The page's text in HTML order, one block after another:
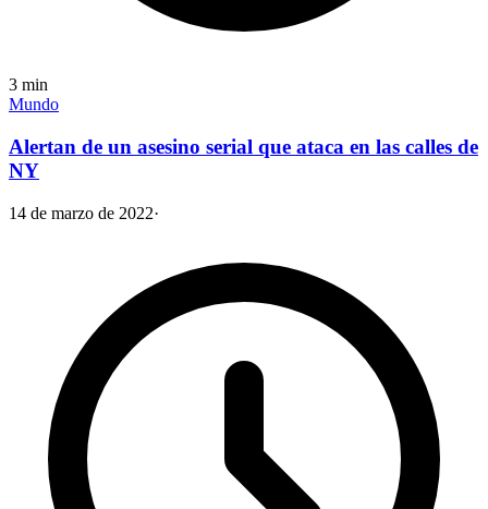
3 min
Mundo
Alertan de un asesino serial que ataca en las calles de
NY
14 de marzo de 2022·